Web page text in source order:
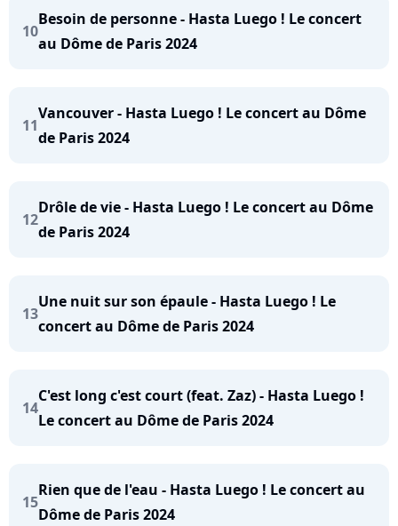
10
Besoin de personne - Hasta Luego ! Le concert
au Dôme de Paris 2024
11
Vancouver - Hasta Luego ! Le concert au Dôme
de Paris 2024
12
Drôle de vie - Hasta Luego ! Le concert au Dôme
de Paris 2024
13
Une nuit sur son épaule - Hasta Luego ! Le
concert au Dôme de Paris 2024
14
C'est long c'est court (feat. Zaz) - Hasta Luego !
Le concert au Dôme de Paris 2024
15
Rien que de l'eau - Hasta Luego ! Le concert au
Dôme de Paris 2024